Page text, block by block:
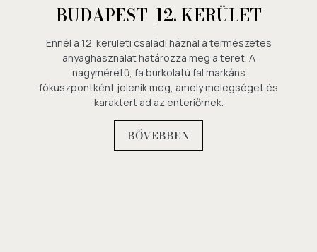
BUDAPEST |12. KERÜLET
Ennél a 12. kerületi családi háznál a természetes
anyaghasználat határozza meg a teret. A
nagyméretű, fa burkolatú fal markáns
fókuszpontként jelenik meg, amely melegséget és
karaktert ad az enteriőrnek.
BŐVEBBEN